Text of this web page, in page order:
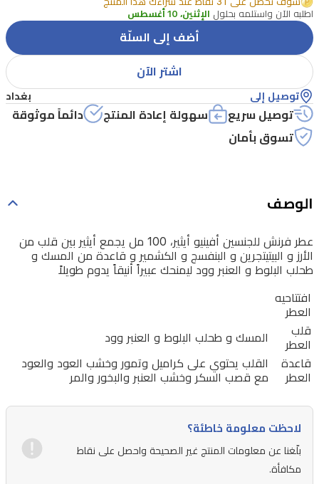
أيثير
بين
قلب
من
الأرز
و
البيتيتجرين
و
و
قاعدة
المسك
و
طحلب
البلوط
ليمنحك
اطلبه الآن واستلمه بحلول الإثنين، 10 أغسطس
أضف إلى السلّة
اشتر الآن
توصيل إلى بغداد
توصيل سريع سهولة إعادة المنتج
دائماً موثوقة
تسوق بأمان
الوصف
عطر فرنش للجنسين أفينيو أيثير، 100 مل يجمع أيثير بين قلب من
الأرز و البيتيتجرين و البنفسج و الكشمير و قاعدة من المسك و
طحلب البلوط و العنبر وود ليمنحك عبيراً أنيقاً يدوم طويلاً
افتتاحيه
العطر
قلب
العطر
المسك و طحلب البلوط و العنبر وود
قاعدة
العطر
القلب يحتوي على كراميل وتمور وخشب العود والعود
مع قصب السكر وخشب العنبر والبخور والمر
لاحظت معلومة خاطئة؟
بلّغنا عن معلومات المنتج غير الصحيحة واحصل على نقاط
مكافأة.